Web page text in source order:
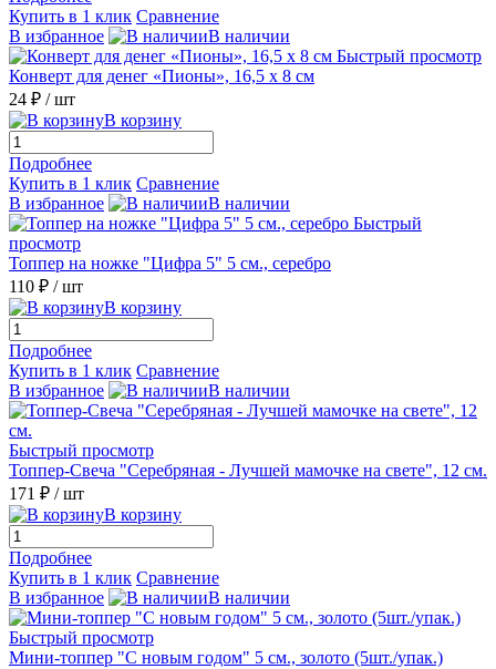
Купить в 1 клик Сравнение
В избранное
В наличии
Быстрый просмотр
Конверт для денег «Пионы», 16,5 х 8 см
24 ₽ / шт
В корзину
Подробнее
Купить в 1 клик Сравнение
В избранное
В наличии
Быстрый
просмотр
Топпер на ножке "Цифра 5" 5 см., серебро
110 ₽ / шт
В корзину
Подробнее
Купить в 1 клик Сравнение
В избранное
В наличии
Быстрый просмотр
Топпер-Свеча "Серебряная - Лучшей мамочке на свете", 12 см.
171 ₽ / шт
В корзину
Подробнее
Купить в 1 клик Сравнение
В избранное
В наличии
Быстрый просмотр
Мини-топпер "С новым годом" 5 см., золото (5шт./упак.)